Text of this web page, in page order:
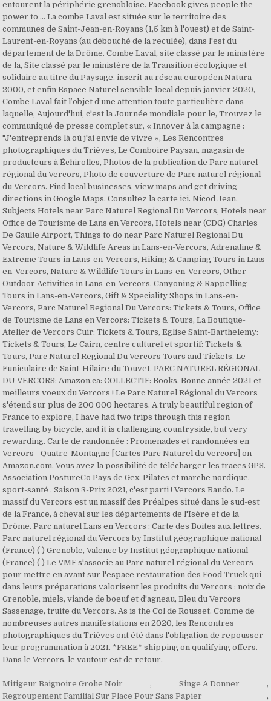
Mitigeur Baignoire Grohe Noir , Singe A Donner
,
Regroupement Familial Sur Place Pour Sans Papier
,